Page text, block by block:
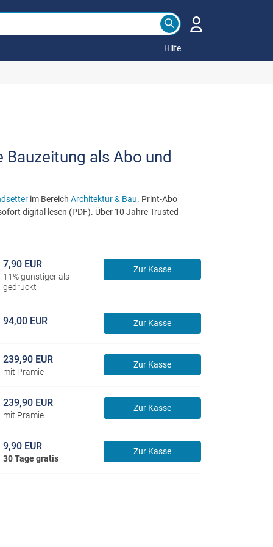
Hilfe
Bauzeitung als Abo und
im Bereich Architektur & Bau. Print-Abo
digital lesen (PDF). Über 10 Jahre Trusted
Zur Kasse
7,90 EUR
11% günstiger als
gedruckt
Zur Kasse
94,00 EUR
Zur Kasse
239,90 EUR
mit Prämie
Zur Kasse
239,90 EUR
mit Prämie
Zur Kasse
9,90 EUR
30 Tage gratis